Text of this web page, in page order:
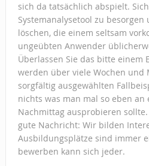
sich da tatsächlich abspielt.
Systemanalysetool zu
löschen, die einem seltsam
ungeübten Anwender
Überlassen Sie das bitte einem
werden über viele Wochen und
sorgfältig ausgewählten
nichts was man mal so eben
Nachmittag ausprobieren
gute Nachricht: Wir bilden
Ausbildungsplätze sind immer
bewerben kann sich jeder.